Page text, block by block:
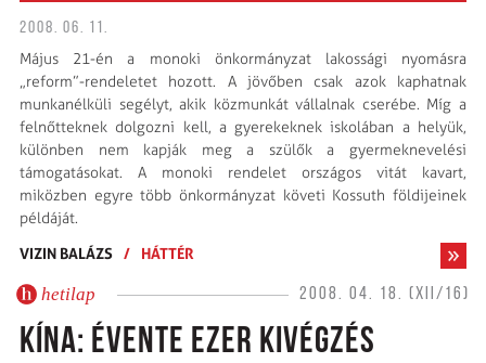
2008. 06. 11.
Május 21-én a monoki önkormányzat lakossági nyomásra
„reform”-rendeletet hozott. A jövőben csak azok kaphatnak
munkanélküli segélyt, akik közmunkát vállalnak cserébe. Míg a
felnőtteknek dolgozni kell, a gyerekeknek iskolában a helyük,
különben nem kapják meg a szülők a gyermeknevelési
támogatásokat. A monoki rendelet országos vitát kavart,
miközben egyre több önkormányzat követi Kossuth földijeinek
példáját.
VIZIN BALÁZS / HÁTTÉR
hetilap 2008. 04. 18. (XII/16)
KÍNA: ÉVENTE EZER KIVÉGZÉS